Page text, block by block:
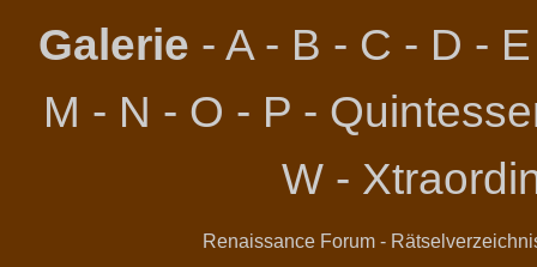
Galerie - A- B - C - D - E
M - N - O - P -
W -
Renaissance Forum-